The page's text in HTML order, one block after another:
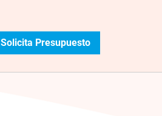
Solicita Presupuesto